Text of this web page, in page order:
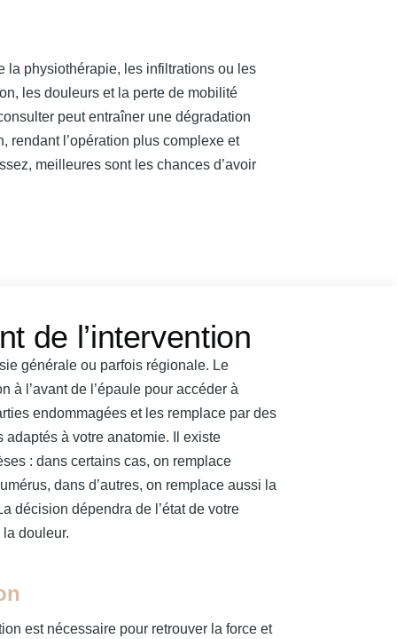
la physiothérapie, les infiltrations ou les
les douleurs et la perte de mobilité
peut entraîner une dégradation
rendant l’opération plus complexe et
meilleures sont les chances d’avoir
de l’intervention
générale ou parfois régionale. Le
à l’avant de l’épaule pour accéder à
endommagées et les remplace par des
adaptés à votre anatomie. Il existe
: dans certains cas, on remplace
dans d’autres, on remplace aussi la
décision dépendra de l’état de votre
douleur.
est nécessaire pour retrouver la force et